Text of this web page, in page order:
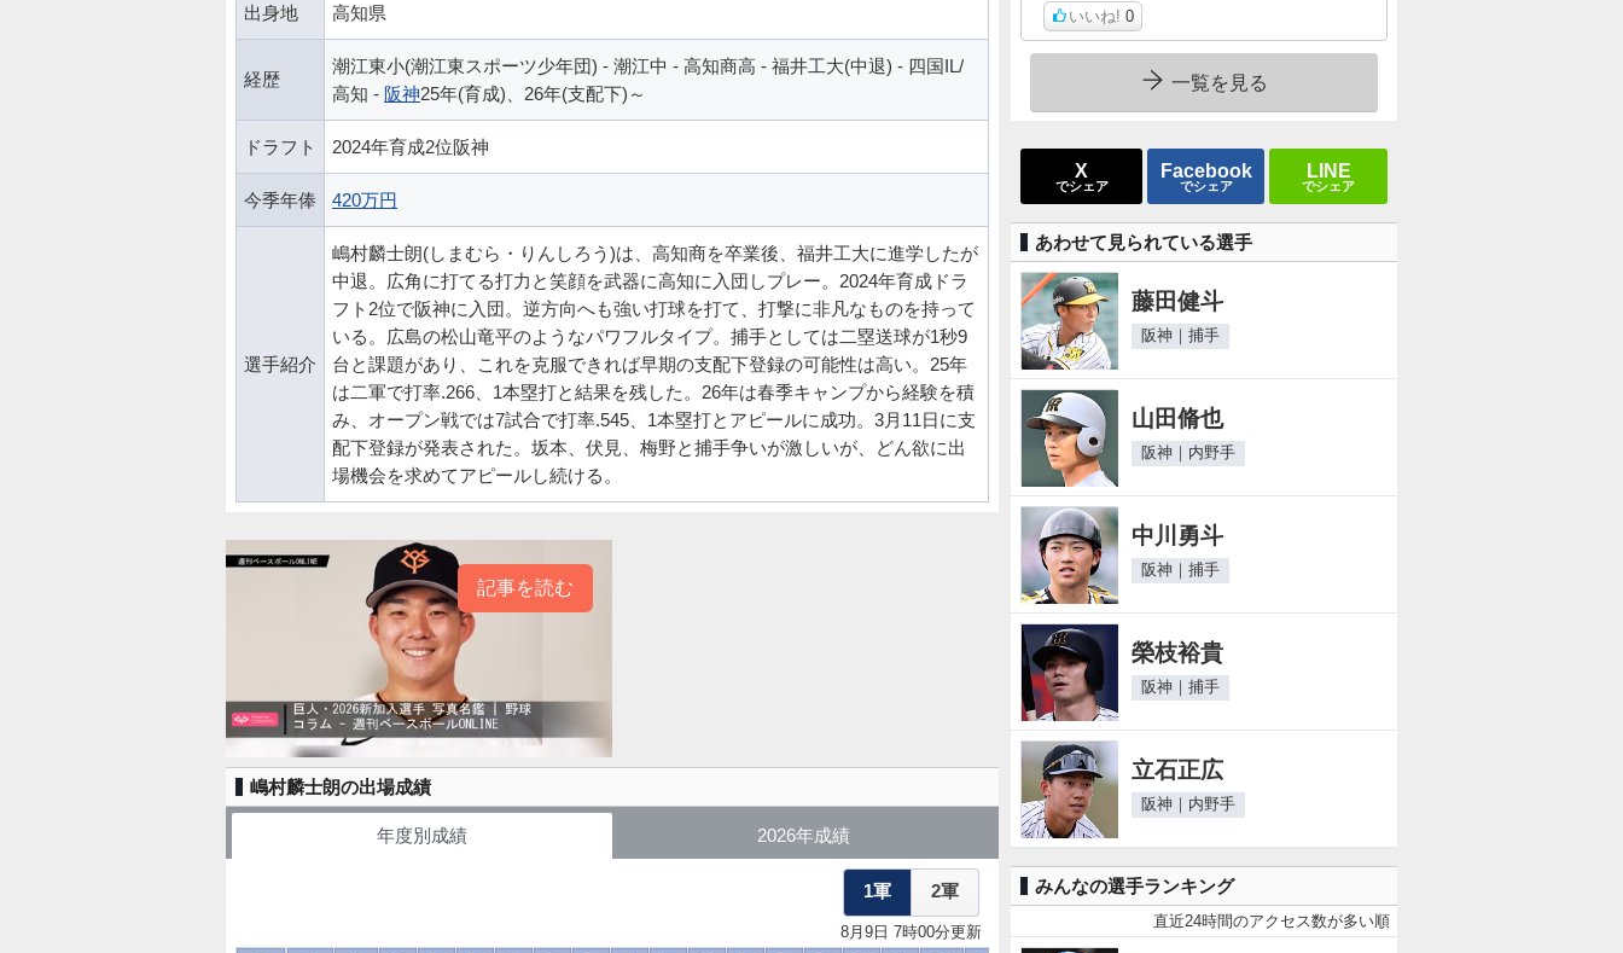
出身地 高知県
経歴
潮江東小(潮江東スポーツ少年団) - 潮江中 - 高知商高 - 福井工大(中退) - 四国IL/
高知 - 阪神25年(育成)、26年(支配下)～
ドラフト 2024年育成2位阪神
今季年俸 420万円
選手紹介
嶋村麟士朗(しまむら・りんしろう)は、高知商を卒業後、福井工大に進学したが
中退。広角に打てる打力と笑顔を武器に高知に入団しプレー。2024年育成ドラ
フト2位で阪神に入団。逆方向へも強い打球を打て、打撃に非凡なものを持って
いる。広島の松山竜平のようなパワフルタイプ。捕手としては二塁送球が1秒9
台と課題があり、これを克服できれば早期の支配下登録の可能性は高い。25年
は二軍で打率.266、1本塁打と結果を残した。26年は春季キャンプから経験を積
み、オープン戦では7試合で打率.545、1本塁打とアピールに成功。3月11日に支
配下登録が発表された。坂本、伏見、梅野と捕手争いが激しいが、どん欲に出
場機会を求めてアピールし続ける。
記事を読む
嶋村麟士朗の出場成績
年度別成績 2026年成績
1軍 2軍
8月9日 7時00分更新
いいね! 0
一覧を見る
X
でシェア
Facebook
でシェア
LINE
でシェア
あわせて見られている選手
藤田健斗
阪神｜捕手
山田脩也
阪神｜内野手
中川勇斗
阪神｜捕手
榮枝裕貴
阪神｜捕手
立石正広
阪神｜内野手
みんなの選手ランキング
直近24時間のアクセス数が多い順